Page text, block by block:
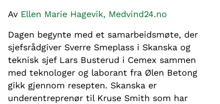
Av Ellen Marie Hagevik, Medvind24.no
Dagen begynte med et samarbeidsmøte, der
sjefsrådgiver Sverre Smeplass i Skanska og
teknisk sjef Lars Busterud i Cemex sammen
med teknologer og laborant fra Ølen Betong
gikk gjennom resepten. Skanska er
underentreprenør til Kruse Smith som har